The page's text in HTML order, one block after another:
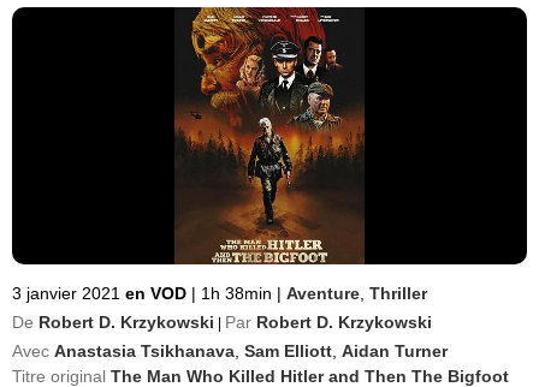
3 janvier 2021 en VOD | 1h 38min | Aventure Thriller
De Robert D. Krzykowski Par Robert D. Krzykowski
Avec Anastasia Tsikhanava Sam Elliott Aidan Turner
Titre original The Man Who Killed Hitler and Then The Bigfoot